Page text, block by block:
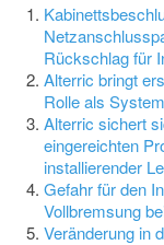
Rückschlag für
Alterric bringt
Rolle als
Alterric sichert
eingereichten
installierender
Gefahr für den
Vollbremsung
Veränderung in